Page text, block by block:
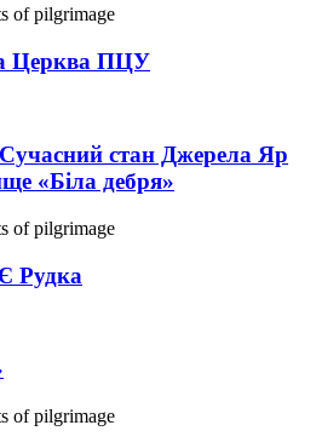
of pilgrimage
Церква ПЦУ
Сучасний стан Джерела Яр
«Біла дебря»
of pilgrimage
Рудка
of pilgrimage